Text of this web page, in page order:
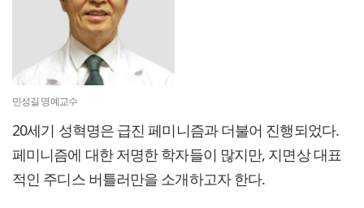
민성길 명예교수
20세기 성혁명은 급진 페미니즘과 더불어 진행되었다.
페미니즘에 대한 저명한 학자들이 많지만, 지면상 대표
적인 주디스 버틀러만을 소개하고자 한다.